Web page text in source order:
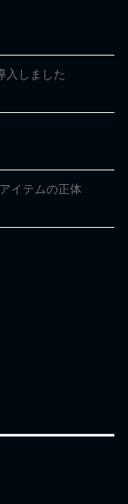
入しました
イテムの正体